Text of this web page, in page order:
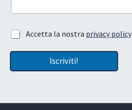
l
e
m
t
a
z
P
A
c
t
Accetta la nostra privacy policy
Iscriviti!